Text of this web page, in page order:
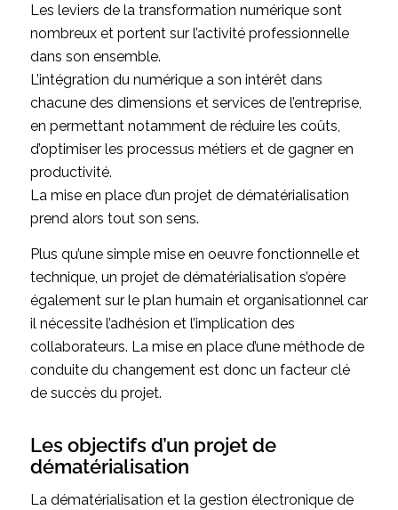
Les leviers de la transformation numérique sont
nombreux et portent sur l’activité professionnelle
dans son ensemble.
L’intégration du numérique a son intérêt dans
chacune des dimensions et services de l’entreprise,
en permettant notamment de réduire les coûts,
d’optimiser les processus métiers et de gagner en
productivité.
La mise en place d’un projet de dématérialisation
prend alors tout son sens.
Plus qu’une simple mise en oeuvre fonctionnelle et
technique, un projet de dématérialisation s’opère
également sur le plan humain et organisationnel car
il nécessite l’adhésion et l’implication des
collaborateurs. La mise en place d’une méthode de
conduite du changement est donc un facteur clé
de succès du projet.
Les objectifs d’un projet de
dématérialisation
La dématérialisation et la gestion électronique de